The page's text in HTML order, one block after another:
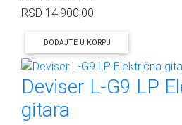
RSD 14.900,00
DODAJTE U KORPU
Deviser L-G9 LP
gitara